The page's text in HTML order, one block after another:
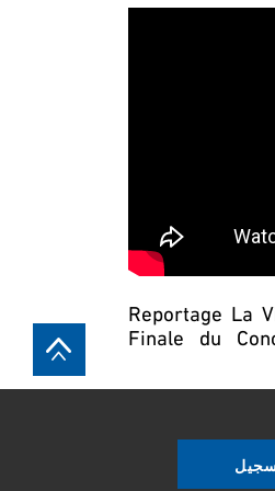
Reportage La
Finale du